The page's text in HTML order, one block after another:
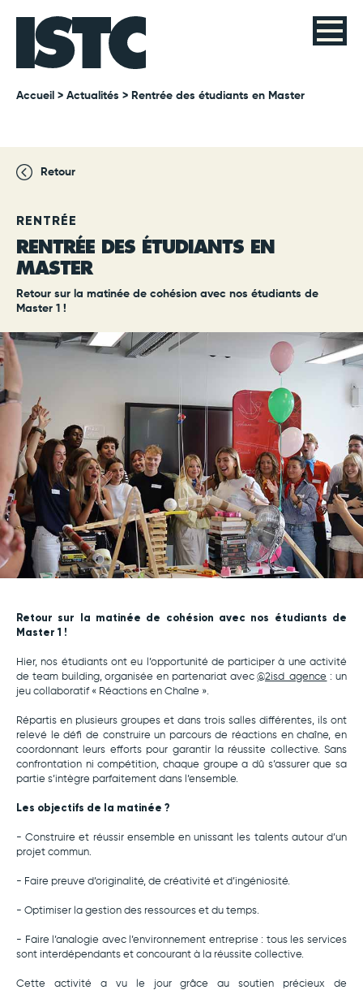
Accueil > Actualités > Rentrée des étudiants en Master
Retour
RENTRÉE
RENTRÉE DES ÉTUDIANTS EN
MASTER
Retour sur la matinée de cohésion avec nos étudiants de
Master 1 !
Retour sur la matinée de cohésion avec nos étudiants de
Master 1 !
Hier, nos étudiants ont eu l’opportunité de participer à une activité
de team building, organisée en partenariat avec@2isd_agence : un
jeu collaboratif « Réactions en Chaîne ».
Répartis en plusieurs groupes et dans trois salles différentes, ils ont
relevé le défi de construire un parcours de réactions en chaîne, en
coordonnant leurs efforts pour garantir la réussite collective. Sans
confrontation ni compétition, chaque groupe a dû s’assurer que sa
partie s’intègre parfaitement dans l’ensemble.
Les objectifs de la matinée ?
- Construire et réussir ensemble en unissant les talents autour d’un
projet commun.
- Faire preuve d’originalité, de créativité et d’ingéniosité.
- Optimiser la gestion des ressources et du temps.
- Faire l’analogie avec l’environnement entreprise : tous les services
sont interdépendants et concourant à la réussite collective.
Cette activité a vu le jour grâce au soutien précieux de